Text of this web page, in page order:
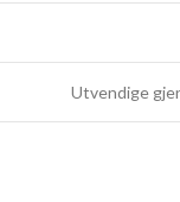
Utvendige